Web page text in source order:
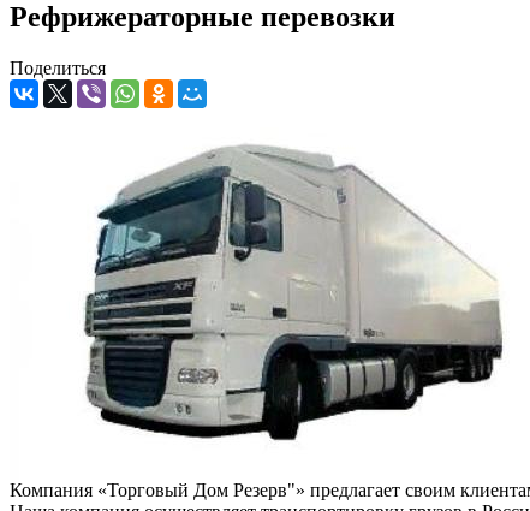
Рефрижераторные перевозки
Поделиться
Компания «Торговый Дом Резерв"» предлагает своим